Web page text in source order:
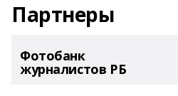
Партнеры
Фотобанк
журналистов РБ